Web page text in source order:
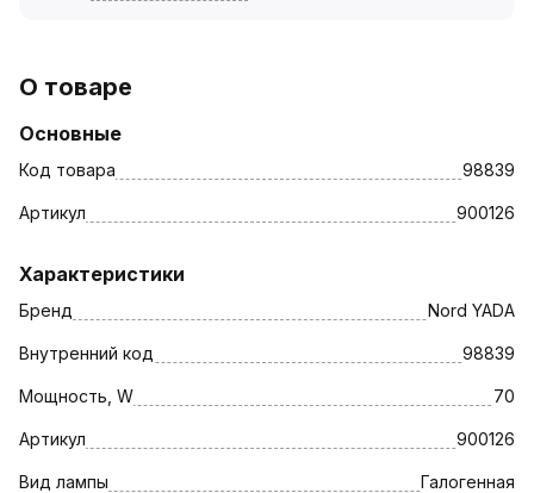
О товаре
Основные
Код товара 98839
Артикул 900126
Характеристики
Бренд Nord YADA
Внутренний код 98839
Мощность, W 70
Артикул 900126
Вид лампы Галогенная